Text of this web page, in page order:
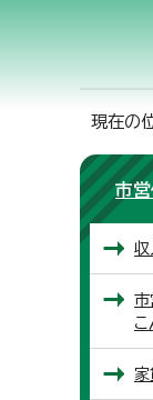
現在の
市
収
市